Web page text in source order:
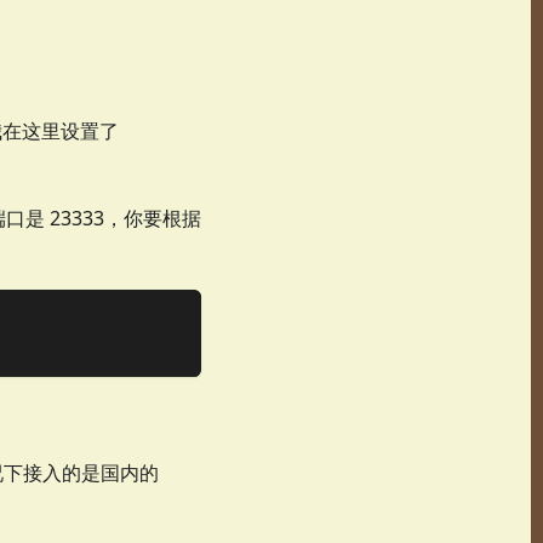
这里设置了
是 23333，你要根据
接入的是国内的